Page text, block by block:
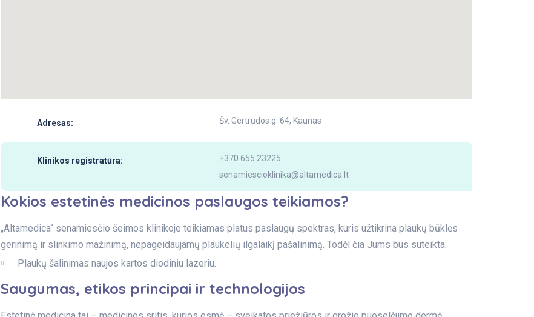
Adresas: Šv. Gertrūdos g. 64, Kaunas
Klinikos registratūra:
+370 655 23225
senamiescioklinika@altamedica.lt
Kokios estetinės medicinos paslaugos teikiamos?
„Altamedica“ senamiesčio šeimos klinikoje teikiamas platus paslaugų spektras, kuris užtikrina plaukų būklės
gerinimą ir slinkimo mažinimą, nepageidaujamų plaukelių ilgalaikį pašalinimą. Todėl čia Jums bus suteikta:
Plaukų šalinimas naujos kartos diodiniu lazeriu.
Saugumas, etikos principai ir technologijos